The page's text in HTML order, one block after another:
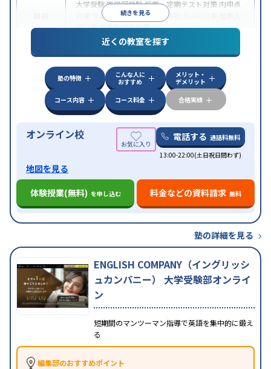
続きを見る
大学受験医学部受験授業・定期テスト対策 内申点
学習習慣の定着 総合型選抜(旧AO)対策
試対策学校別特化対策
特徴
中高一貫校生に対応授業の振替可能
学習にPC・タブレットを利用オンライン対応1
科目から受講可能
近くの教室を探す
塾の特徴
こんな人に
おすすめ
メリット・
デメリット
コース内容
コース料金 合格実績
オンライン校 電話する 通話料無料
13:00-22:00(土日祝日問わず)
地図を見る
体験授業(無料) を申し込む 料金などの資料請求 無料
塾の詳細を見る
ENGLISH COMPANY（イングリッシ
ュカンパニー） 大学受験部オンライ
ン
短期間のマンツーマン指導で英語を集中的に鍛え
る
編集部のおすすめポイント